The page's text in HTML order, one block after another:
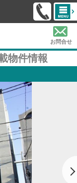
お問合せ
物件情報